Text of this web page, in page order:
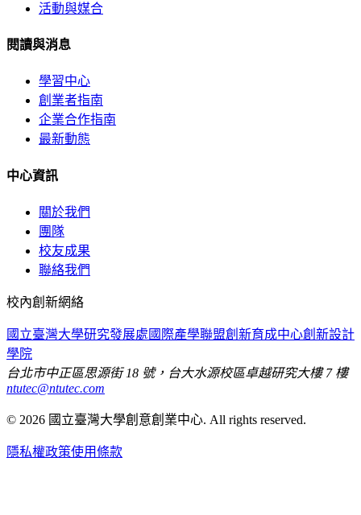
活動與媒合
閱讀與消息
學習中心
創業者指南
企業合作指南
最新動態
中心資訊
關於我們
團隊
校友成果
聯絡我們
校內創新網絡
國立臺灣大學研究發展處 國際產學聯盟創新育成中心創新設計
學院
台北市中正區思源街 18 號，台大水源校區卓越研究大樓 7 樓
ntutec@ntutec.com
© 2026 國立臺灣大學創意創業中心. All rights reserved.
隱私權政策使用條款